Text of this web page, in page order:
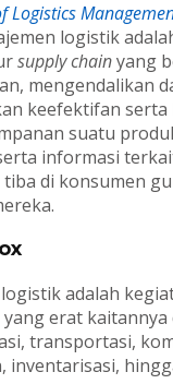
Logistics
logistik
supply chainyang
mengendalikan
keefektifan serta
suatu
informasi
di konsumen
adalah
erat kaitannya
transportasi,
inventarisasi,